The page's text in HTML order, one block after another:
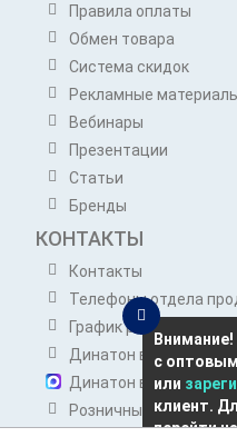
Правила оплаты
Обмен товара
Система скидок
Рекламные
Вебинары
Презентации
Статьи
Бренды
КОНТАКТЫ
Контакты
Телефоны отдела
График работы
Динатон в Telegram
Динатон в Max
Розничным
с
или
клиент.
перейти